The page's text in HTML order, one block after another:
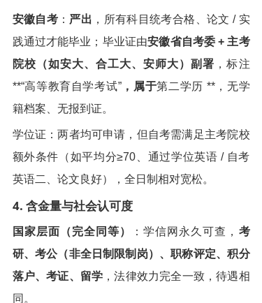
安徽自考 ： 严出 ，所有科目统考合格、论文 / 实
践通过才能毕业；毕业证由安徽省自考委 + 主考
院校（如安大、合工大、安师大）副署 ，标注
**“高等教育自学考试”，属于第二学历 **，无学
籍档案、无报到证。
学位证：两者均可申请，但自考需满足主考院校
额外条件（如平均分≥70、通过学位英语 / 自考
英语二、论文良好），全日制相对宽松。
4. 含金量与社会认可度
国家层面（完全同等） ：学信网永久可查， 考
研、考公（非全日制限制岗）、职称评定、积分
落户、考证、留学 ，法律效力完全一致，待遇相
同。